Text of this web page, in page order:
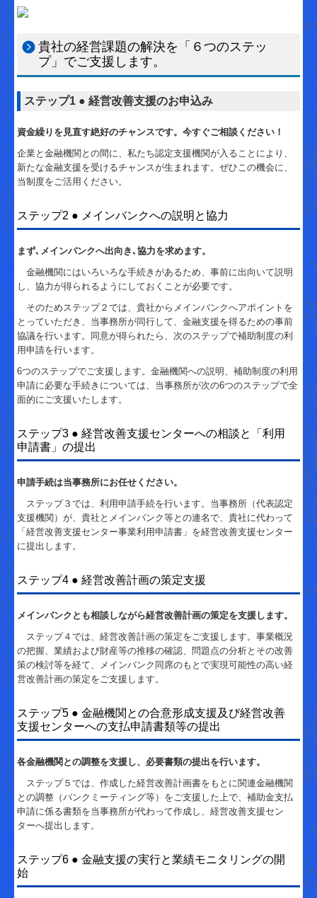
国の共済制度活用コーナー
リンク集
お問合せ
経営者の四季
貴社の経営課題の解決を「６つのステッ
プ」でご支援します。
ステップ1 ● 経営改善支援のお申込み
資金繰りを見直す絶好のチャンスです。今すぐご相談ください！
企業と金融機関との間に、私たち認定支援機関が入ることにより、
新たな金融支援を受けるチャンスが生まれます。ぜひこの機会に、
当制度をご活用ください。
ステップ2 ● メインバンクへの説明と協力
まず､メインバンクへ出向き､協力を求めます。
金融機関にはいろいろな手続きがあるため、事前に出向いて説明
し、協力が得られるようにしておくことが必要です。
そのためステップ２では、貴社からメインバンクへアポイントを
とっていただき、当事務所が同行して、金融支援を得るための事前
協議を行います。同意が得られたら、次のステップで補助制度の利
用申請を行います。
6つのステップでご支援します。金融機関への説明、補助制度の利用
申請に必要な手続きについては、当事務所が次の6つのステップで全
面的にご支援いたします。
ステップ3 ● 経営改善支援センターへの相談と「利用
申請書」の提出
申請手続は当事務所にお任せください。
ステップ３では、利用申請手続を行います。当事務所（代表認定
支援機関）が、貴社とメインバンク等との連名で、貴社に代わって
「経営改善支援センター事業利用申請書」を経営改善支援センター
に提出します。
ステップ4 ● 経営改善計画の策定支援
メインバンクとも相談しながら経営改善計画の策定を支援します。
ステップ４では、経営改善計画の策定をご支援します。事業概況
の把握、業績および財産等の推移の確認、問題点の分析とその改善
策の検討等を経て、メインバンク同席のもとで実現可能性の高い経
営改善計画の策定をご支援します。
ステップ5 ● 金融機関との合意形成支援及び経営改善
支援センターへの支払申請書類等の提出
各金融機関との調整を支援し、必要書類の提出を行います。
ステップ５では、作成した経営改善計画書をもとに関連金融機関
との調整（バンクミーティング等）をご支援した上で、補助金支払
申請に係る書類を当事務所が代わって作成し、経営改善支援セン
ターへ提出します。
ステップ6 ● 金融支援の実行と業績モニタリングの開
始